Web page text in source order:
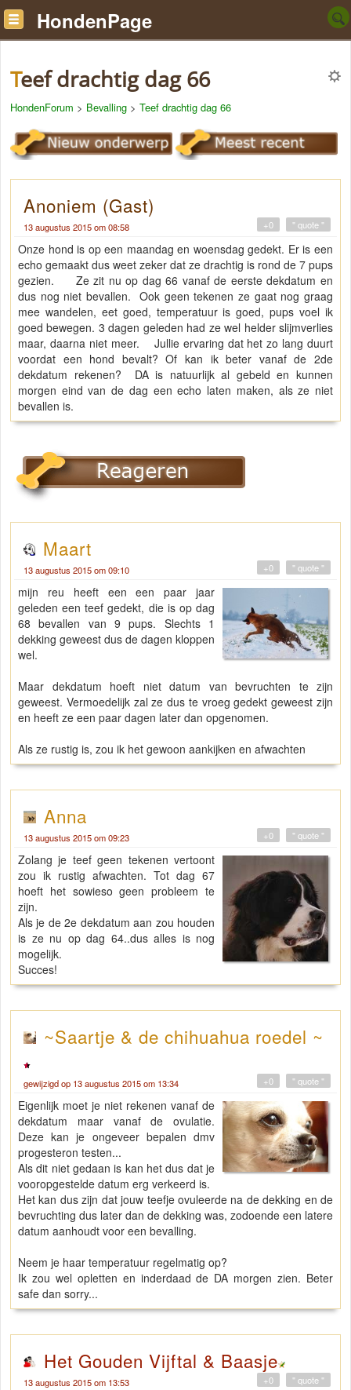
HondenPage
Teef drachtig dag 66
HondenForum > Bevalling > Teef drachtig dag 66
Anoniem (Gast)
13 augustus 2015 om 08:58 " quote "
+0
Onze hond is op een maandag en woensdag gedekt. Er is een
echo gemaakt dus weet zeker dat ze drachtig is rond de 7 pups
gezien. Ze zit nu op dag 66 vanaf de eerste dekdatum en
dus nog niet bevallen. Ook geen tekenen ze gaat nog graag
mee wandelen, eet goed, temperatuur is goed, pups voel ik
goed bewegen. 3 dagen geleden had ze wel helder slijmverlies
maar, daarna niet meer. Jullie ervaring dat het zo lang duurt
voordat een hond bevalt? Of kan ik beter vanaf de 2de
dekdatum rekenen? DA is natuurlijk al gebeld en kunnen
morgen eind van de dag een echo laten maken, als ze niet
bevallen is.
Maart
13 augustus 2015 om 09:10 " quote "
+0
mijn reu heeft een een paar jaar
geleden een teef gedekt, die is op dag
68 bevallen van 9 pups. Slechts 1
dekking geweest dus de dagen kloppen
wel.
Maar dekdatum hoeft niet datum van bevruchten te zijn
geweest. Vermoedelijk zal ze dus te vroeg gedekt geweest zijn
en heeft ze een paar dagen later dan opgenomen.
Als ze rustig is, zou ik het gewoon aankijken en afwachten
Anna
13 augustus 2015 om 09:23 " quote "
+0
Zolang je teef geen tekenen vertoont
zou ik rustig afwachten. Tot dag 67
hoeft het sowieso geen probleem te
zijn.
Als je de 2e dekdatum aan zou houden
is ze nu op dag 64..dus alles is nog
mogelijk.
Succes!
~Saartje & de chihuahua roedel ~
gewijzigd op 13 augustus 2015 om 13:34 " quote "
+0
Eigenlijk moet je niet rekenen vanaf de
dekdatum maar vanaf de ovulatie.
Deze kan je ongeveer bepalen dmv
progesteron testen...
Als dit niet gedaan is kan het dus dat je
vooropgestelde datum erg verkeerd is.
Het kan dus zijn dat jouw teefje ovuleerde na de dekking en de
bevruchting dus later dan de dekking was, zodoende een latere
datum aanhoudt voor een bevalling.
Neem je haar temperatuur regelmatig op?
Ik zou wel opletten en inderdaad de DA morgen zien. Beter
safe dan sorry...
Het Gouden Vijftal & Baasje
13 augustus 2015 om 13:53 " quote "
+0